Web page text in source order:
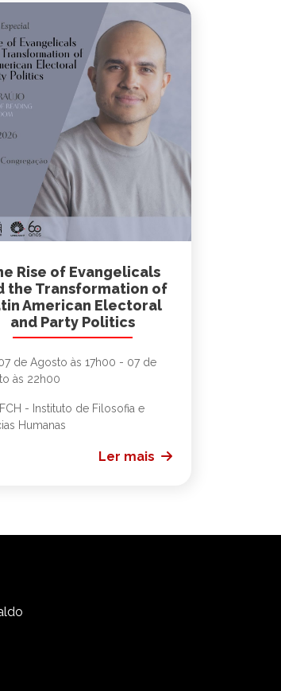
Rise of Evangelicals
the Transformation of
American Electoral
and Party Politics
de Agosto às 17h00 - 07 de
às 22h00
IFCH - Instituto de Filosofia e
Humanas
Ler mais